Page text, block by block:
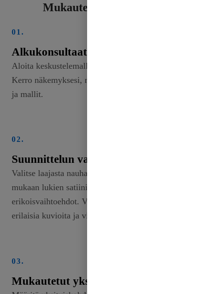
Mukautettu nauhaprosessi
01.
Alkukonsultaatio
Aloita keskustelemalla tarpeistasi ja ideoistasi.
Kerro näkemyksesi, mukaan lukien värit, leveydet
ja mallit.
02.
Suunnittelun valinta
Valitse laajasta nauhatyyppien kokoelmastamme,
mukaan lukien satiini, grosgrain ja
erikoisvaihtoehdot. Voimme auttaa sinua tutkimaan
erilaisia kuvioita ja viimeistelyjä.
03.
Mukautetut yksityiskohdat